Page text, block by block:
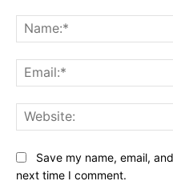
Save my name, email,
next time I comment.